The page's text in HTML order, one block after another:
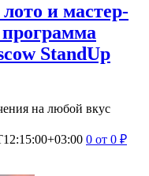
и мастер-
StandUp
на любой вкус
0 от 0 ₽